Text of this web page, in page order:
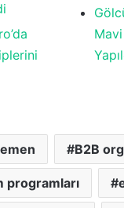
Mavi
B2B
programları